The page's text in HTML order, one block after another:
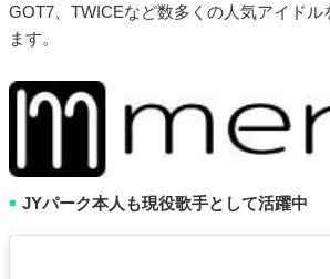
GOT7、TWICEなど数多くの人気アイドル
ます。
■ JYパーク本人も現役歌手として活躍中